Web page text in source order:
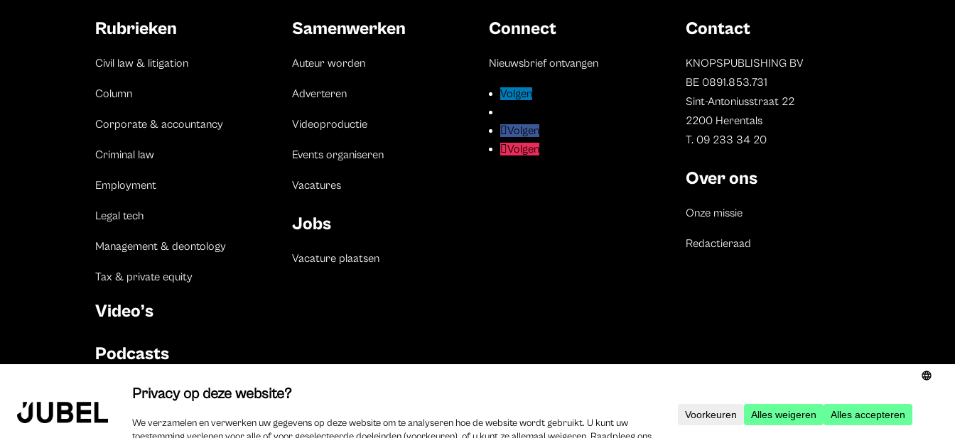
Rubrieken
Civil law & litigation
Column
Corporate & accountancy
Criminal law
Employment
Legal tech
Management & deontology
Tax & private equity
Video’s
Podcasts
Samenwerken
Auteur worden
Adverteren
Videoproductie
Events organiseren
Vacatures
Jobs
Vacature plaatsen
Connect
Nieuwsbrief ontvangen
Volgen
Volgen
Volgen
Contact
KNOPSPUBLISHING BV
BE 0891.853.731
Sint-Antoniusstraat 22
2200 Herentals
T. 09 233 34 20
Over ons
Onze missie
Redactieraad